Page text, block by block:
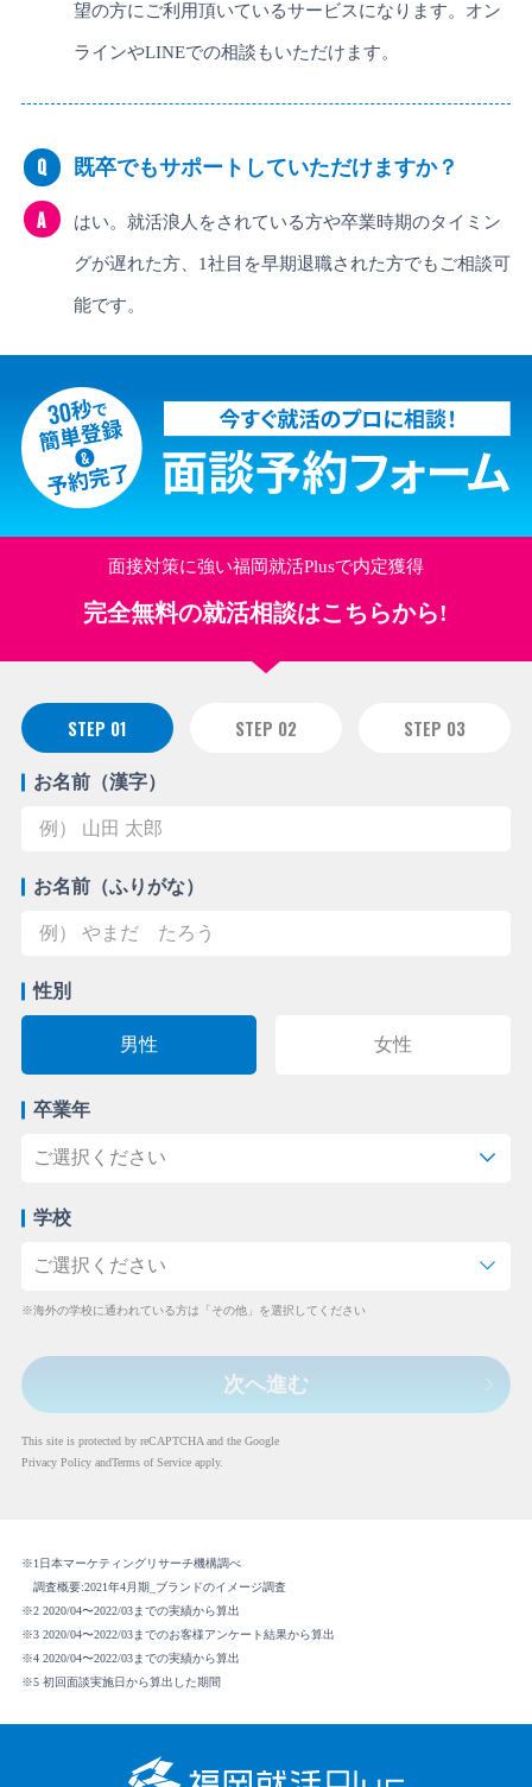
望の方にご利用頂いているサービスになります。オン
ラインやLINEでの相談もいただけます。
Q 既卒でもサポートしていただけますか？
A はい。就活浪人をされている方や卒業時期のタイミン
グが遅れた方、1社目を早期退職された方でもご相談可
能です。
面接対策に強い福岡就活Plusで内定獲得
完全無料の就活相談はこちらから!
STEP 01 STEP 02 STEP 03
お名前（漢字）
お名前（ふりがな）
性別
男性 女性
卒業年
学校
※海外の学校に通われている方は「その他」を選択してください
次へ進む
This site is protected by reCAPTCHA and the Google
Privacy PolicyandTerms of Serviceapply.
※1日本マーケティングリサーチ機構調べ
調査概要:2021年4月期_ブランドのイメージ調査
※2 2020/04〜2022/03までの実績から算出
※3 2020/04〜2022/03までのお客様アンケート結果から算出
※4 2020/04〜2022/03までの実績から算出
※5 初回面談実施日から算出した期間